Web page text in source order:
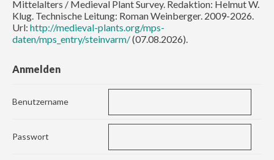
Mittelalters / Medieval Plant Survey. Redaktion: Helmut W.
Klug. Technische Leitung: Roman Weinberger. 2009-2026.
Url: http://medieval-plants.org/mps-
daten/mps_entry/steinvarm/(07.08.2026).
Anmelden
Benutzername
Passwort